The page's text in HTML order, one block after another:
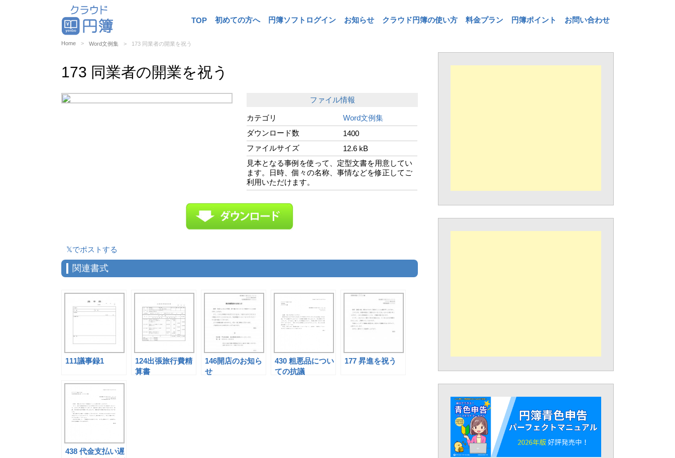
TOP 初めての方へ 円簿ソフトログイン お知らせ クラウド円簿の使い方 料金プラン 円簿ポイント お問い合わせ
Home Word文例集 173 同業者の開業を祝う
173 同業者の開業を祝う
ファイル情報
カテゴリ
Word文例集
ダウンロード数
1400
ファイルサイズ
12.6 kB
見本となる事例を使って、定型文書を用意してい
ます。日時、個々の名称、事情などを修正してご
利用いただけます。
𝕏でポストする
関連書式
111議事録1
124出張旅行費精
算書
146開店のお知ら
せ
430 粗悪品につい
ての抗議
177 昇進を祝う
438 代金支払い遅